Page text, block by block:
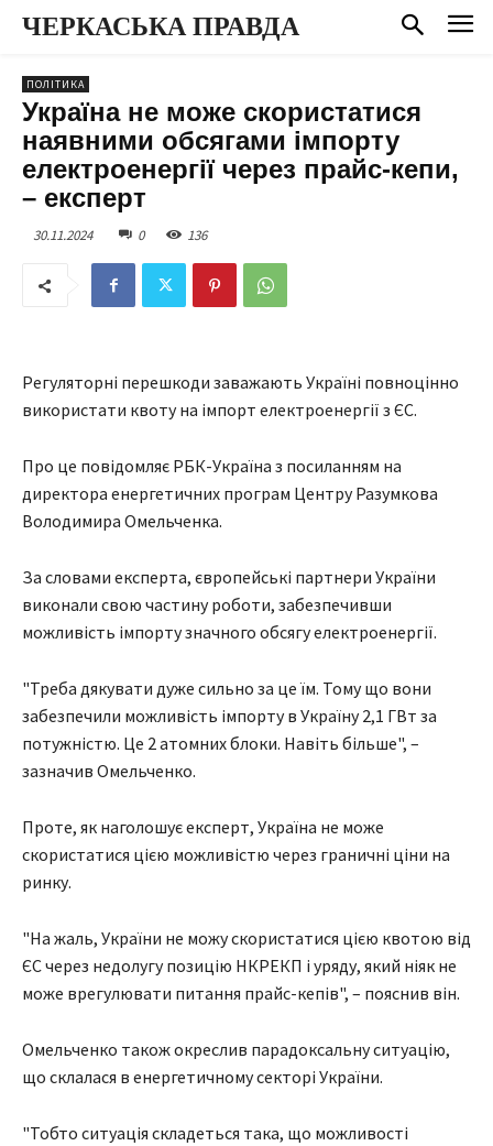
ЧЕРКАСЬКА ПРАВДА
ПОЛІТИКА
Україна не може скористатися
наявними обсягами імпорту
електроенергії через прайс-кепи,
– експерт
30.11.2024 0 136
Регуляторні перешкоди заважають Україні повноцінно
використати квоту на імпорт електроенергії з ЄС.
Про це повідомляє РБК-Україна з посиланням на
директора енергетичних програм Центру Разумкова
Володимира Омельченка.
За словами експерта, європейські партнери України
виконали свою частину роботи, забезпечивши
можливість імпорту значного обсягу електроенергії.
"Треба дякувати дуже сильно за це їм. Тому що вони
забезпечили можливість імпорту в Україну 2,1 ГВт за
потужністю. Це 2 атомних блоки. Навіть більше", –
зазначив Омельченко.
Проте, як наголошує експерт, Україна не може
скористатися цією можливістю через граничні ціни на
ринку.
"На жаль, України не можу скористатися цією квотою від
ЄС через недолугу позицію НКРЕКП і уряду, який ніяк не
може врегулювати питання прайс-кепів", – пояснив він.
Омельченко також окреслив парадоксальну ситуацію,
що склалася в енергетичному секторі України.
"Тобто ситуація складеться така, що можливості